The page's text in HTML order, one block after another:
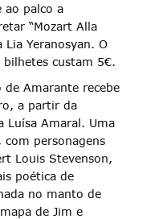
ao palco a
“Mozart Alla
Yeranosyan. O
bilhetes custam 5€.
de Amarante recebe
a partir da
Luísa Amaral. Uma
com personagens
Louis Stevenson,
poética de
no manto de
de Jim e